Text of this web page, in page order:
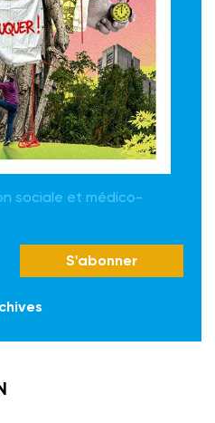
sociale et médico-
S'abonner